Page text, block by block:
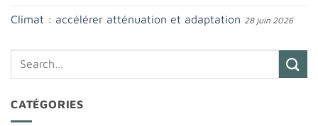
Climat : accélérer atténuation et adaptation 28 juin 2026
CATÉGORIES